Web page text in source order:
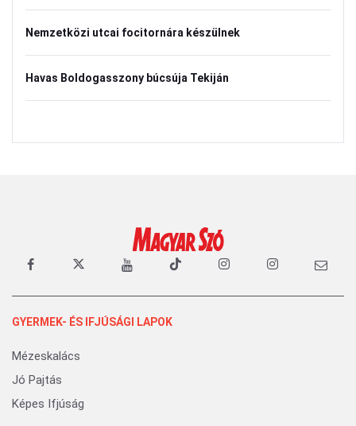
Nemzetközi utcai focitornára készülnek
Havas Boldogasszony búcsúja Tekiján
GYERMEK- ÉS IFJÚSÁGI LAPOK
Mézeskalács
Jó Pajtás
Képes Ifjúság